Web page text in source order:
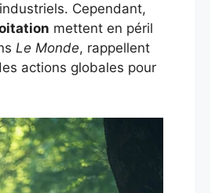
Cependant,
mettent en péril
Le Monde, rappellent
actions globales pour